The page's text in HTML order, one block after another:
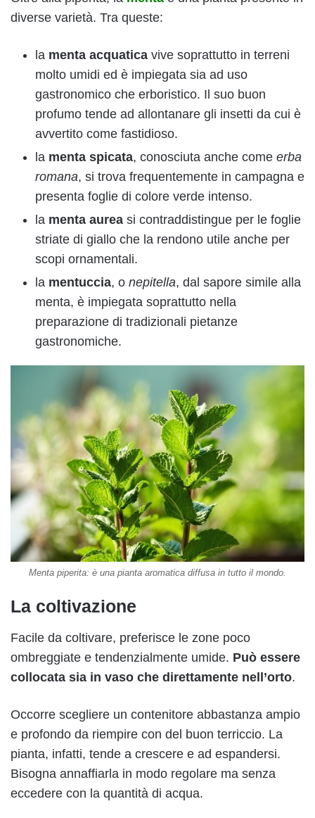
diverse varietà. Tra queste:
la menta acquatica vive soprattutto in terreni
molto umidi ed è impiegata sia ad uso
gastronomico che erboristico. Il suo buon
profumo tende ad allontanare gli insetti da cui è
avvertito come fastidioso.
la menta spicata, conosciuta anche come erba
romana, si trova frequentemente in campagna e
presenta foglie di colore verde intenso.
la menta aurea si contraddistingue per le foglie
striate di giallo che la rendono utile anche per
scopi ornamentali.
la mentuccia, o nepitella, dal sapore simile alla
menta, è impiegata soprattutto nella
preparazione di tradizionali pietanze
gastronomiche.
Menta piperita: è una pianta aromatica diffusa in tutto il mondo.
La coltivazione
Facile da coltivare, preferisce le zone poco
ombreggiate e tendenzialmente umide. Può essere
collocata sia in vaso che direttamente nell’orto.
Occorre scegliere un contenitore abbastanza ampio
e profondo da riempire con del buon terriccio. La
pianta, infatti, tende a crescere e ad espandersi.
Bisogna annaffiarla in modo regolare ma senza
eccedere con la quantità di acqua.